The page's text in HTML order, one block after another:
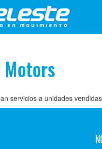
Motors
servicios a unidades